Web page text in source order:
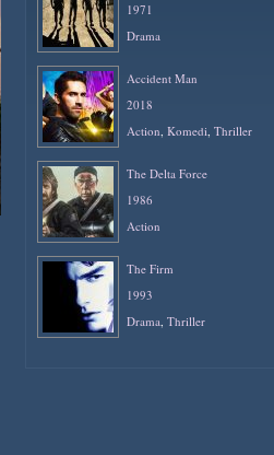
1971
Drama
Accident Man
2018
Action, Komedi, Thriller
The Delta Force
1986
Action
The Firm
1993
Drama, Thriller